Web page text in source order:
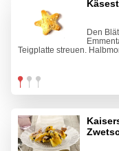
Den
Teigplatte streuen.